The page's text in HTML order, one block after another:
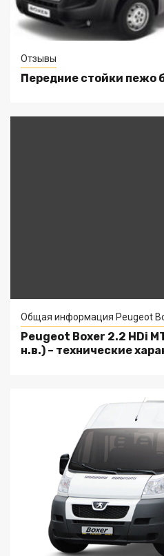
Отзывы
Передние стойки пежо
Общая информация Peugeot
Peugeot Boxer 2.2 HDi
н.в.) – технические